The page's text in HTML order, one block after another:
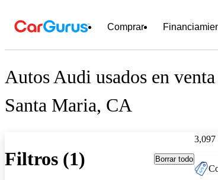
Comprar
Autos Audi usados en
Santa Maria, CA
Filtros (1) Borrar todo
3,097